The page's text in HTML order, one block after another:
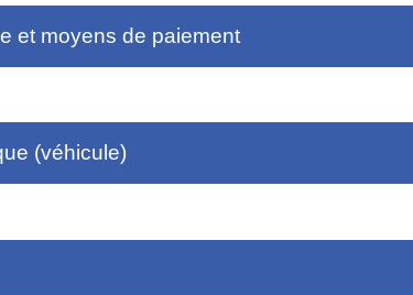
et moyens de paiement
(véhicule)